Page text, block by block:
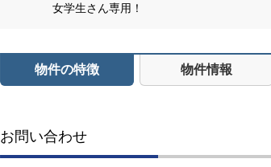
女学生さん専用！
物件の特徴 物件情報
お問い合わせ